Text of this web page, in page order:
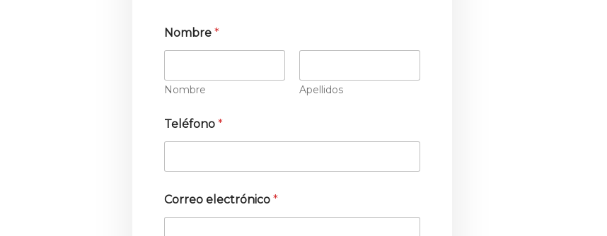
Nombre *
Nombre Apellidos
Teléfono *
Correo electrónico *